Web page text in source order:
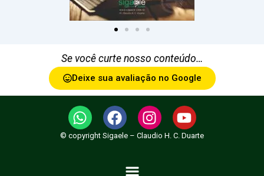
Se você curte nosso conteúdo…
Deixe sua avaliação no Google
W
h
a
F
a
c
I
n
s
Y
o
u
© copyright Sigaele – Claudio H. C. Duarte
Menu